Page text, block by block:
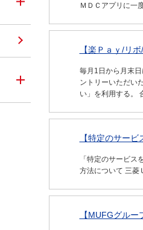
ＭＤＣアプリに一
【楽Ｐａｙ/リ
毎月1日から月末
ントリーいただい
い」を利用する。
【特定のサー
「特定のサービ
方法について 三菱
【MUFGグル